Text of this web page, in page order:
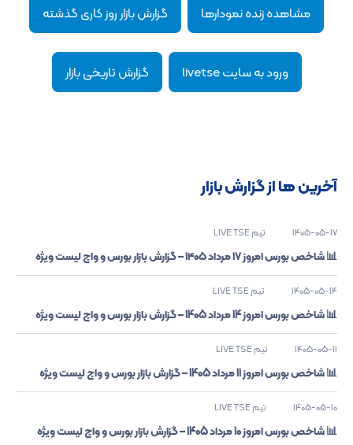
مشاهده زنده نمودارها گزارش بازار روز کاری گذشته
ورود به سایت livetse گزارش تاریخی بازار
آخرین ها از گزارش بازار
1405-05-17 تیم LIVE TSE
📊 شاخص بورس امروز ۱۷ مرداد ۱۴۰۵ – گزارش بازار بورس و واچ لیست ویژه
1405-05-14 تیم LIVE TSE
📊 شاخص بورس امروز 14 مرداد 1405 – گزارش بازار بورس و واچ لیست ویژه
1405-05-11 تیم LIVE TSE
📊 شاخص بورس امروز 11 مرداد 1405 – گزارش بازار بورس و واچ لیست ویژه
1405-05-10 تیم LIVE TSE
📊 شاخص بورس امروز 10 مرداد 1405 – گزارش بازار بورس و واچ لیست ویژه